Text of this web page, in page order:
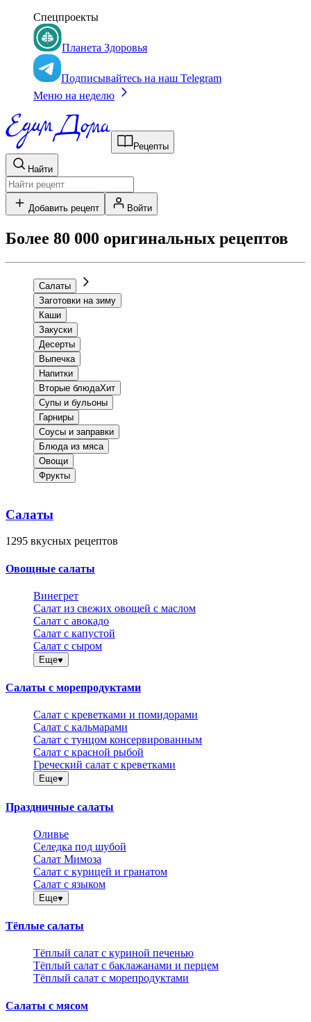
Спецпроекты
Планета Здоровья
Подписывайтесь на наш Telegram
Меню на неделю
Рецепты
Найти
Добавить рецепт Войти
Более 80 000 оригинальных рецептов
Салаты
Заготовки на зиму
Каши
Закуски
Десерты
Выпечка
Напитки
Вторые блюдаХит
Супы и бульоны
Гарниры
Соусы и заправки
Блюда из мяса
Овощи
Фрукты
Салаты
1295 вкусных рецептов
Овощные салаты
Винегрет
Салат из свежих овощей с маслом
Салат с авокадо
Салат с капустой
Салат с сыром
Еще
Салаты с морепродуктами
Салат с креветками и помидорами
Салат с кальмарами
Салат с тунцом консервированным
Салат с красной рыбой
Греческий салат с креветками
Еще
Праздничные салаты
Оливье
Селедка под шубой
Салат Мимоза
Салат с курицей и гранатом
Салат с языком
Еще
Тёплые салаты
Тёплый салат с куриной печенью
Тёплый салат с баклажанами и перцем
Тёплый салат с морепродуктами
Салаты с мясом